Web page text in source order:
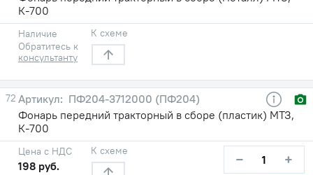
К-700
Наличие
Обратитесь к
консультанту
К схеме
72
ПФ204-3712000 (ПФ204)
Фонарь передний тракторный в сборе (пластик) МТЗ,
К-700
Цена с НДС
198 руб.
К схеме − +